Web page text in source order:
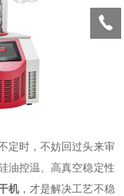
时，不妨回过头来审
油控温、高真空稳定性
机，才是解决工艺不稳